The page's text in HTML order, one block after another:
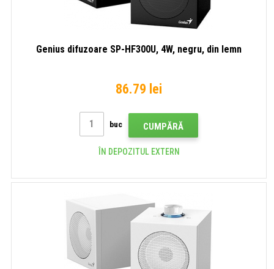
Genius difuzoare SP-HF300U, 4W, negru, din lemn
86.79 lei
buc CUMPĂRĂ
ÎN DEPOZITUL EXTERN